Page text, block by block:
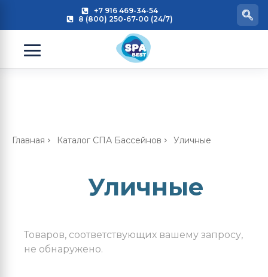
+7 916 469-34-54
8 (800) 250-67-00 (24/7)
Главная Каталог СПА Бассейнов Уличные
Уличные
Товаров, соответствующих вашему запросу,
не обнаружено.